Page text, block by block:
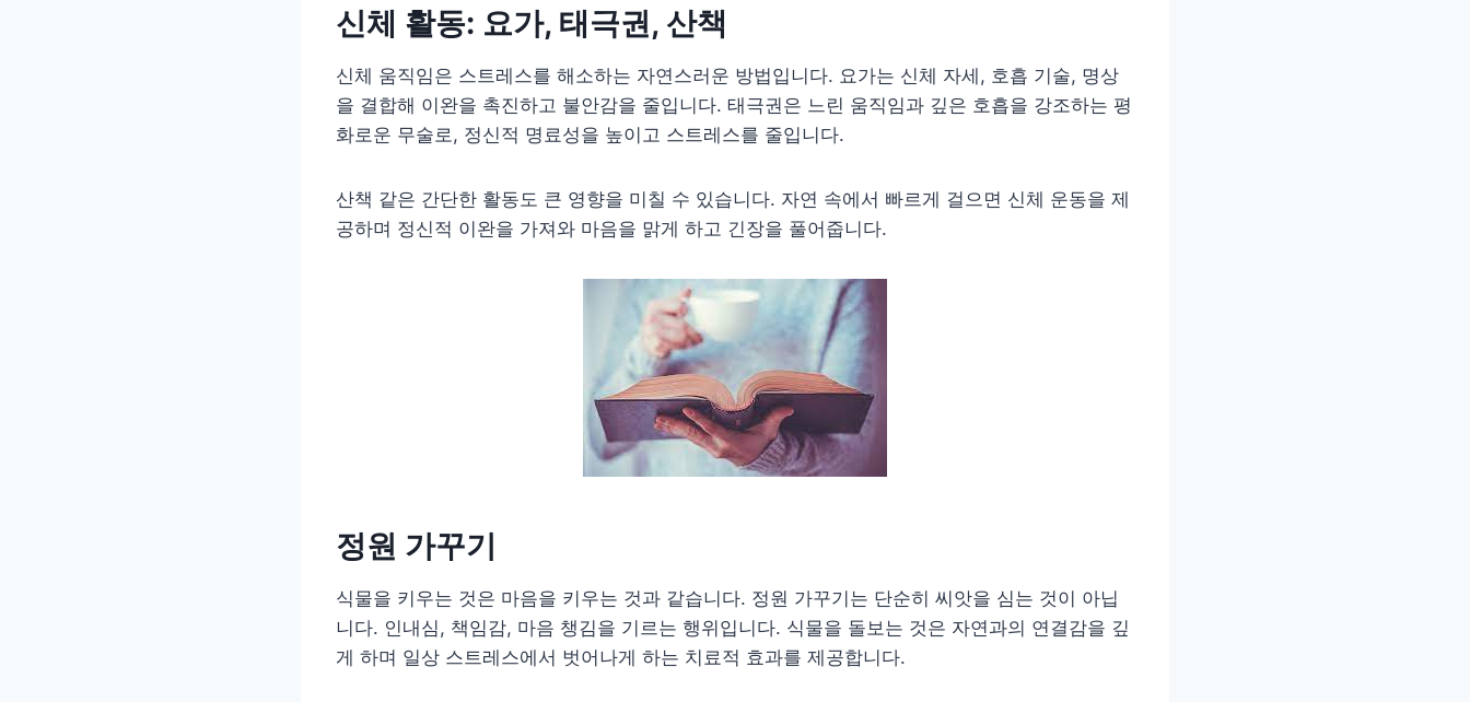
신체 활동: 요가, 태극권, 산책
신체 움직임은 스트레스를 해소하는 자연스러운 방법입니다. 요가는 신체 자세, 호흡 기술, 명상
을 결합해 이완을 촉진하고 불안감을 줄입니다. 태극권은 느린 움직임과 깊은 호흡을 강조하는 평
화로운 무술로, 정신적 명료성을 높이고 스트레스를 줄입니다.
산책 같은 간단한 활동도 큰 영향을 미칠 수 있습니다. 자연 속에서 빠르게 걸으면 신체 운동을 제
공하며 정신적 이완을 가져와 마음을 맑게 하고 긴장을 풀어줍니다.
정원 가꾸기
식물을 키우는 것은 마음을 키우는 것과 같습니다. 정원 가꾸기는 단순히 씨앗을 심는 것이 아닙
니다. 인내심, 책임감, 마음 챙김을 기르는 행위입니다. 식물을 돌보는 것은 자연과의 연결감을 깊
게 하며 일상 스트레스에서 벗어나게 하는 치료적 효과를 제공합니다.